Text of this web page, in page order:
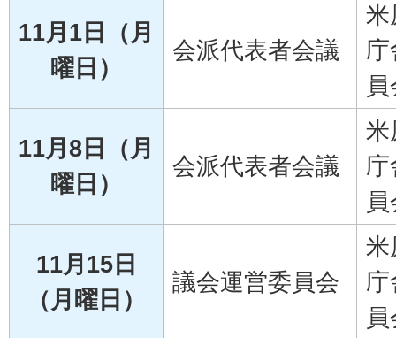
11月1日（月
曜日）
会派代表者会議
米
庁
11月8日（月
曜日）
会派代表者会議
米
庁
11月15日
（月曜日）
議会運営委員会
米
庁